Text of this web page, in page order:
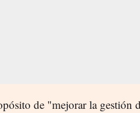
de "mejorar la gestión